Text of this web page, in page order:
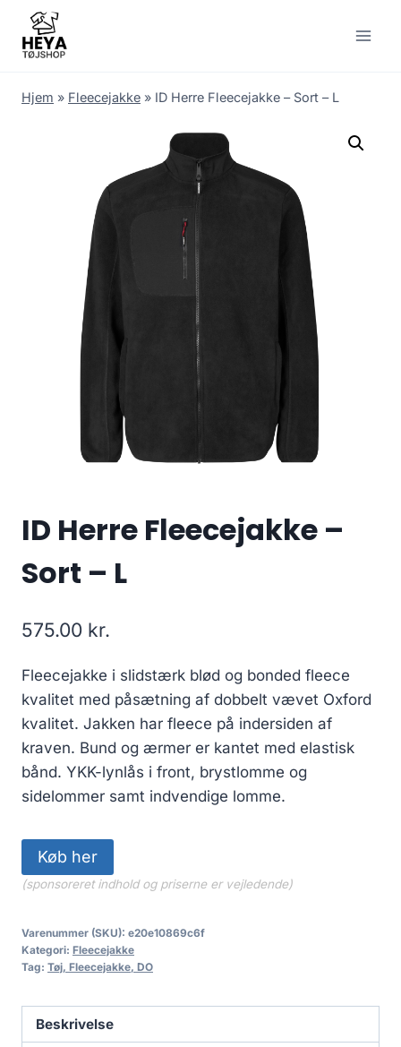
content
Hjem » Fleecejakke » ID Herre Fleecejakke – Sort – L
ID Herre Fleecejakke –
Sort – L
575.00 kr.
Fleecejakke i slidstærk blød og bonded fleece
kvalitet med påsætning af dobbelt vævet Oxford
kvalitet. Jakken har fleece på indersiden af
kraven. Bund og ærmer er kantet med elastisk
bånd. YKK-lynlås i front, brystlomme og
sidelommer samt indvendige lomme.
Køb her
(sponsoreret indhold og priserne er vejledende)
Varenummer (SKU): e20e10869c6f
Kategori: Fleecejakke
Tag: Tøj, Fleecejakke, DO
Beskrivelse